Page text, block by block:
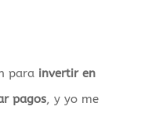
para invertir en
pagos, y yo me